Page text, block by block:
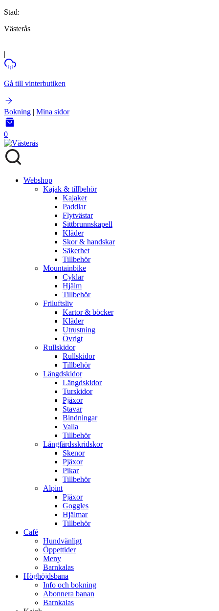
Stad:
Västerås
|
Gå till vinterbutiken
Bokning | Mina sidor
0
Webshop
Kajak & tillbehör
Kajaker
Paddlar
Flytvästar
Sittbrunnskapell
Kläder
Skor & handskar
Säkerhet
Tillbehör
Mountainbike
Cyklar
Hjälm
Tillbehör
Friluftsliv
Kartor & böcker
Kläder
Utrustning
Övrigt
Rullskidor
Rullskidor
Tillbehör
Längdskidor
Längdskidor
Turskidor
Pjäxor
Stavar
Bindningar
Valla
Tillbehör
Långfärdsskridskor
Skenor
Pjäxor
Pikar
Tillbehör
Alpint
Pjäxor
Goggles
Hjälmar
Tillbehör
Café
Hundvänligt
Öppettider
Meny
Barnkalas
Höghöjdsbana
Info och bokning
Abonnera banan
Barnkalas